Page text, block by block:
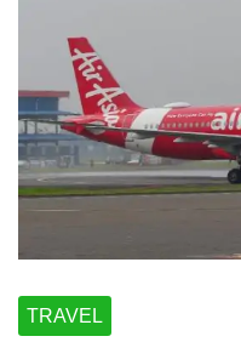
TRAVEL